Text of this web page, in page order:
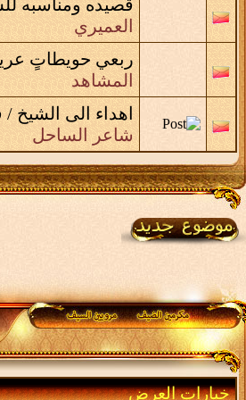
قصيده ومناسبه
العميري
ربعي حويطاتٍ
المشاهد
اهداء الى الشيخ /
شاعر الساحل
خيارات العرض